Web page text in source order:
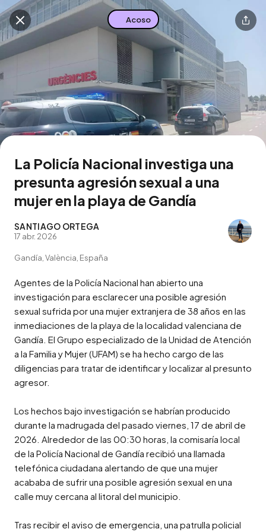
Buscar en esta zona
Acoso
La Policía Nacional investiga una
presunta agresión sexual a una
mujer en la playa de Gandía
SANTIAGO ORTEGA
17 abr. 2026
Gandía, València, España
Agentes de la Policía Nacional han abierto una
investigación para esclarecer una posible agresión
sexual sufrida por una mujer extranjera de 38 años en las
inmediaciones de la playa de la localidad valenciana de
Gandía. El Grupo especializado de la Unidad de Atención
a la Familia y Mujer (UFAM) se ha hecho cargo de las
diligencias para tratar de identificar y localizar al presunto
agresor.
Los hechos bajo investigación se habrían producido
durante la madrugada del pasado viernes, 17 de abril de
2026. Alrededor de las 00:30 horas, la comisaría local
de la Policía Nacional de Gandía recibió una llamada
telefónica ciudadana alertando de que una mujer
acababa de sufrir una posible agresión sexual en una
calle muy cercana al litoral del municipio.
Tras recibir el aviso de emergencia, una patrulla policial